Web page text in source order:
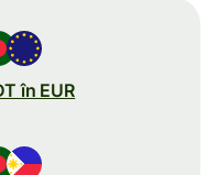
în EUR